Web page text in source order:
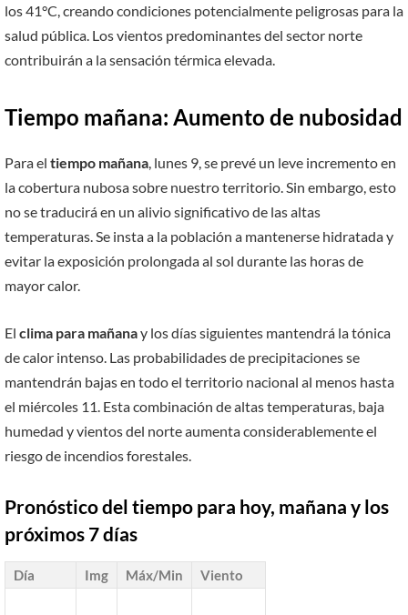
los 41°C, creando condiciones potencialmente peligrosas para la
salud pública. Los vientos predominantes del sector norte
contribuirán a la sensación térmica elevada.
Tiempo mañana: Aumento de nubosidad
Para el tiempo mañana, lunes 9, se prevé un leve incremento en
la cobertura nubosa sobre nuestro territorio. Sin embargo, esto
no se traducirá en un alivio significativo de las altas
temperaturas. Se insta a la población a mantenerse hidratada y
evitar la exposición prolongada al sol durante las horas de
mayor calor.
El clima para mañanay los días siguientes mantendrá la tónica
de calor intenso. Las probabilidades de precipitaciones se
mantendrán bajas en todo el territorio nacional al menos hasta
el miércoles 11. Esta combinación de altas temperaturas, baja
humedad y vientos del norte aumenta considerablemente el
riesgo de incendios forestales.
Pronóstico del tiempo para hoy, mañana y los
próximos 7 días
Día Img Máx/Min Viento